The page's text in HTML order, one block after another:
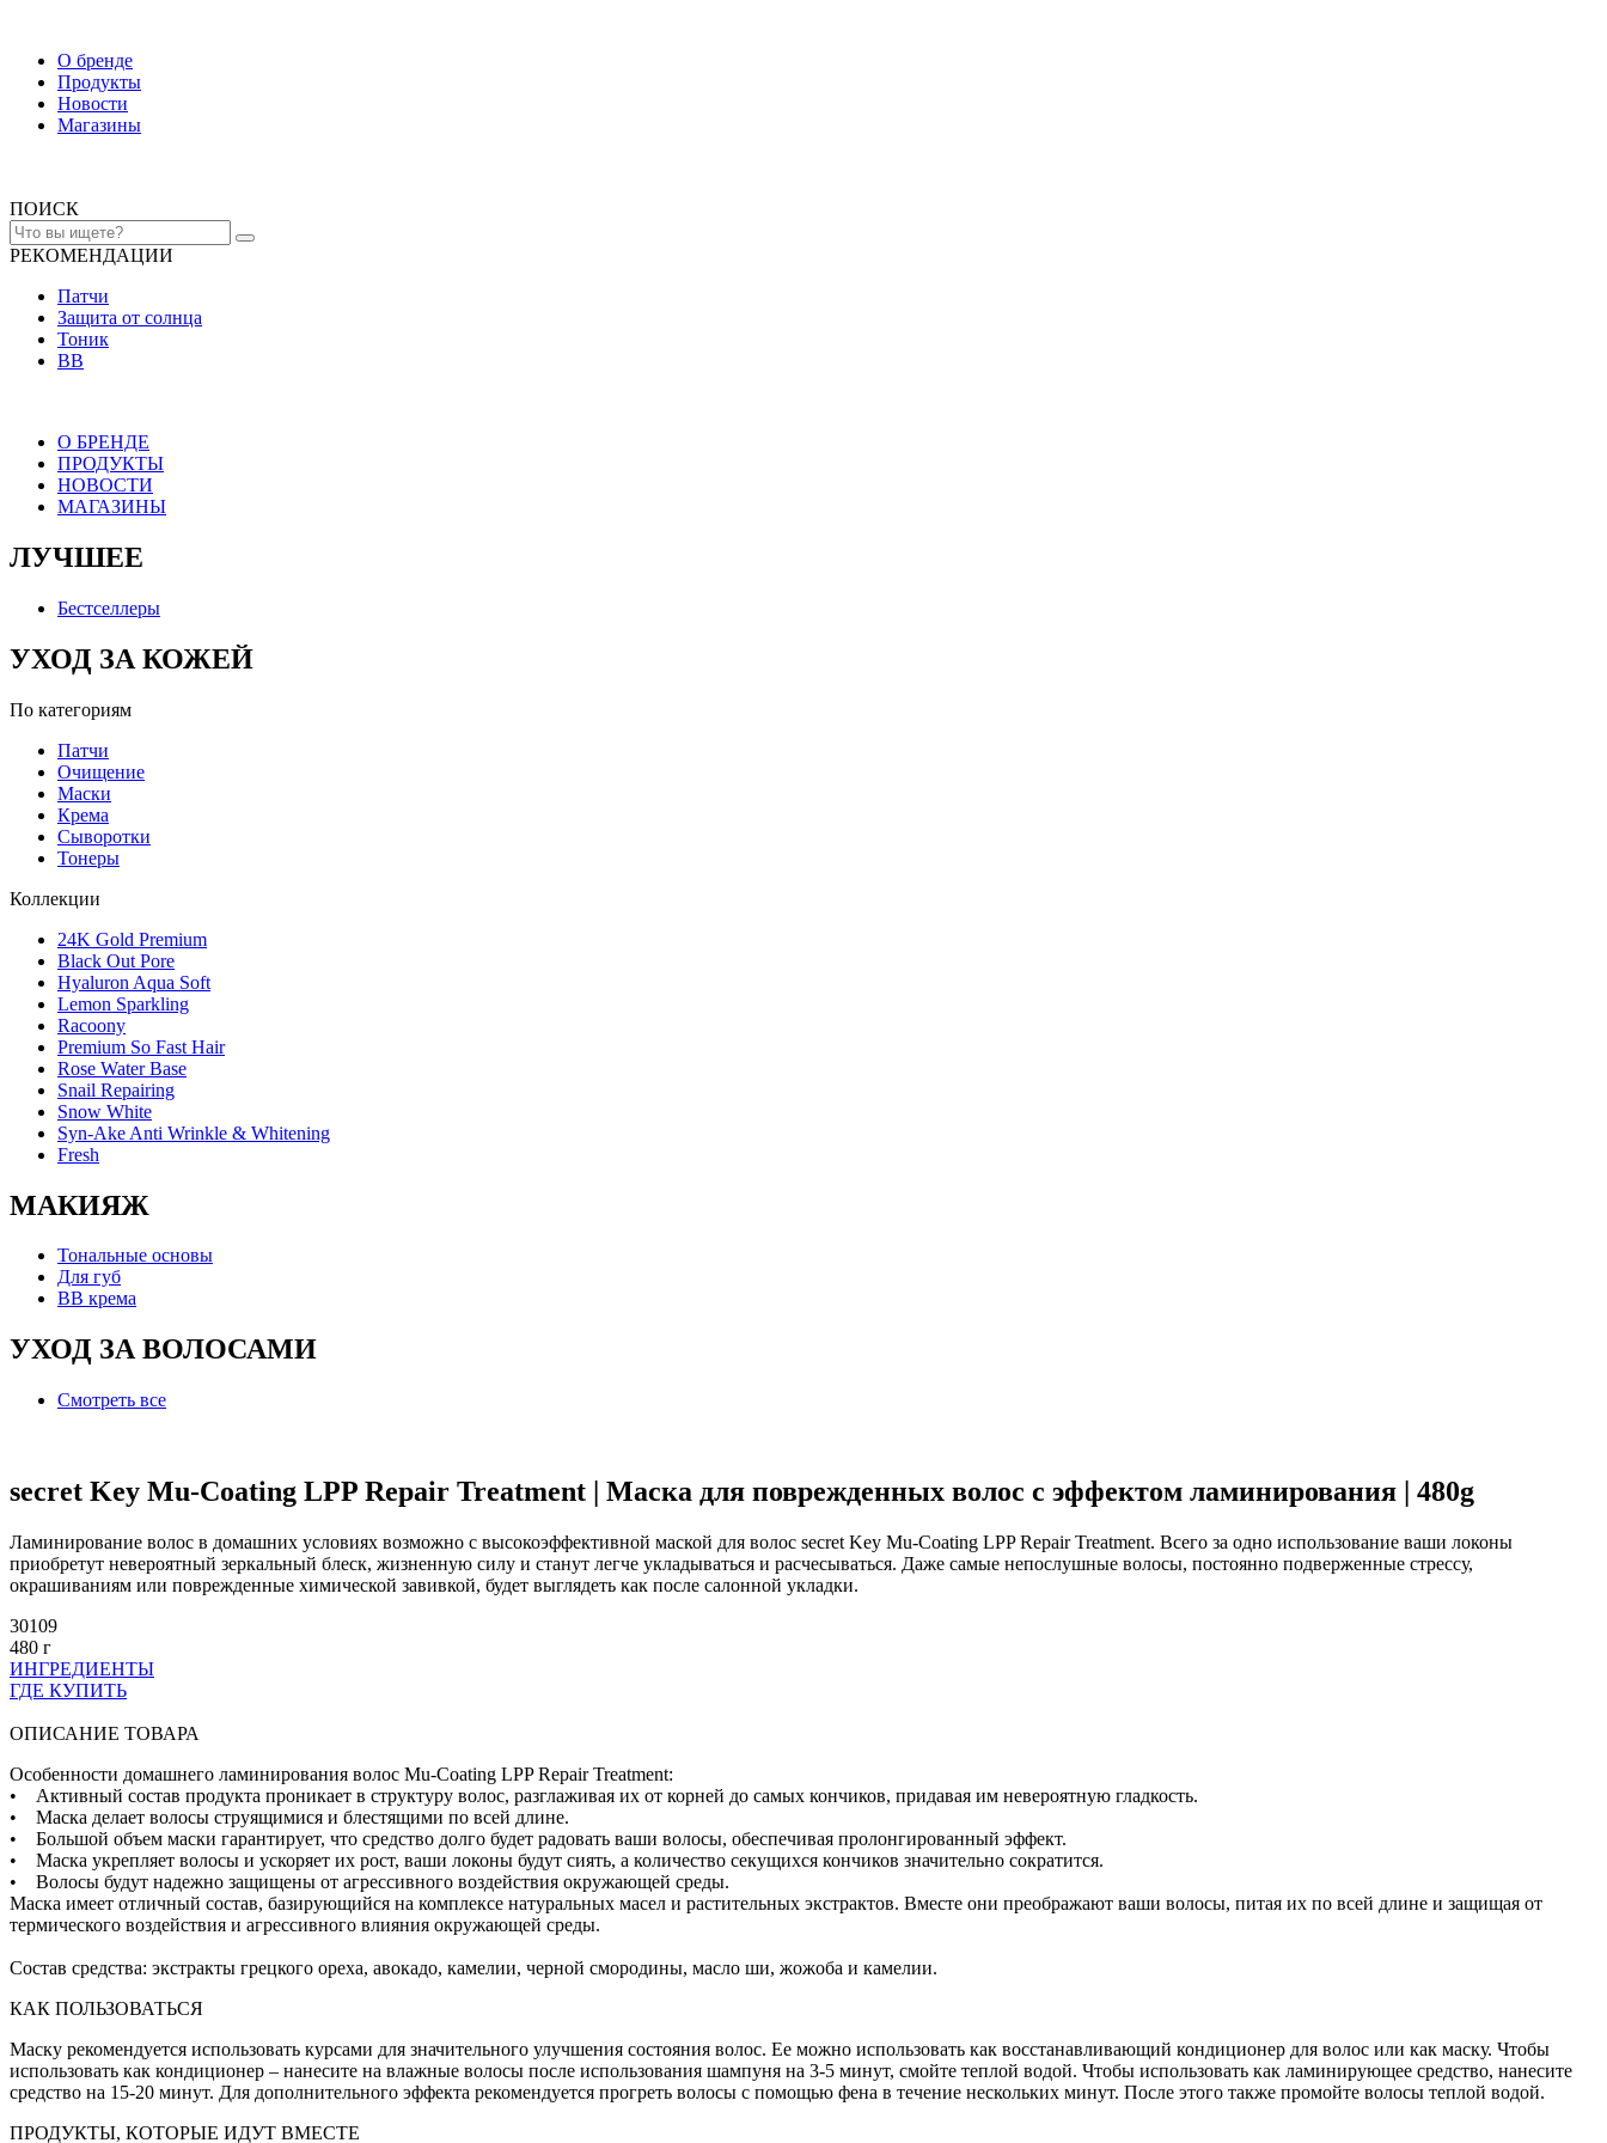
О бренде
Продукты
Новости
Магазины
ПОИСК
РЕКОМЕНДАЦИИ
Патчи
Защита от солнца
Тоник
ВВ
О БРЕНДЕ
ПРОДУКТЫ
НОВОСТИ
МАГАЗИНЫ
ЛУЧШЕЕ
Бестселлеры
УХОД ЗА КОЖЕЙ
По категориям
Патчи
Очищение
Маски
Крема
Сыворотки
Тонеры
Коллекции
24K Gold Premium
Black Out Pore
Hyaluron Aqua Soft
Lemon Sparkling
Racoony
Premium So Fast Hair
Rose Water Base
Snail Repairing
Snow White
Syn-Ake Anti Wrinkle & Whitening
Fresh
МАКИЯЖ
Тональные основы
Для губ
BB крема
УХОД ЗА ВОЛОСАМИ
Смотреть все
secret Key Mu-Coating LPP Repair Treatment | Маска для поврежденных волос с эффектом ламинирования | 480g
Ламинирование волос в домашних условиях возможно с высокоэффективной маской для волос secret Key Mu-Coating LPP Repair Treatment. Всего за одно использование ваши локоны
приобретут невероятный зеркальный блеск, жизненную силу и станут легче укладываться и расчесываться. Даже самые непослушные волосы, постоянно подверженные стрессу,
окрашиваниям или поврежденные химической завивкой, будет выглядеть как после салонной укладки.
30109
480 г
ИНГРЕДИЕНТЫ
ГДЕ КУПИТЬ
ОПИСАНИЕ ТОВАРА
Особенности домашнего ламинирования волос Mu-Coating LPP Repair Treatment:
• Активный состав продукта проникает в структуру волос, разглаживая их от корней до самых кончиков, придавая им невероятную гладкость.
• Маска делает волосы струящимися и блестящими по всей длине.
• Большой объем маски гарантирует, что средство долго будет радовать ваши волосы, обеспечивая пролонгированный эффект.
• Маска укрепляет волосы и ускоряет их рост, ваши локоны будут сиять, а количество секущихся кончиков значительно сократится.
• Волосы будут надежно защищены от агрессивного воздействия окружающей среды.
Маска имеет отличный состав, базирующийся на комплексе натуральных масел и растительных экстрактов. Вместе они преображают ваши волосы, питая их по всей длине и защищая от
термического воздействия и агрессивного влияния окружающей среды.
Состав средства: экстракты грецкого ореха, авокадо, камелии, черной смородины, масло ши, жожоба и камелии.
КАК ПОЛЬЗОВАТЬСЯ
Маску рекомендуется использовать курсами для значительного улучшения состояния волос. Ее можно использовать как восстанавливающий кондиционер для волос или как маску. Чтобы
использовать как кондиционер – нанесите на влажные волосы после использования шампуня на 3-5 минут, смойте теплой водой. Чтобы использовать как ламинирующее средство, нанесите
средство на 15-20 минут. Для дополнительного эффекта рекомендуется прогреть волосы с помощью фена в течение нескольких минут. После этого также промойте волосы теплой водой.
ПРОДУКТЫ, КОТОРЫЕ ИДУТ ВМЕСТЕ